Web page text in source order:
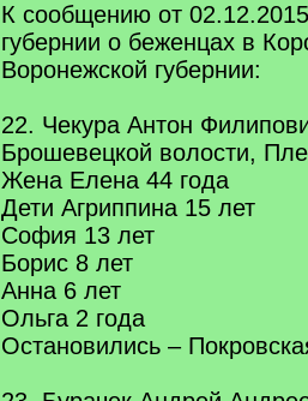
К сообщению от
губернии о беженцах в
Воронежской губернии:
22. Чекура Антон
Брошевецкой волости,
Жена Елена 44 года
Дети Агриппина 15 лет
София 13 лет
Борис 8 лет
Анна 6 лет
Ольга 2 года
Остановились –